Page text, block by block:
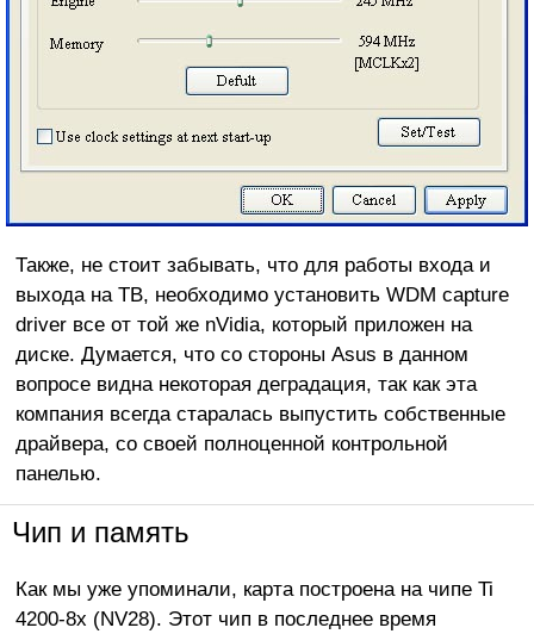
Также, не стоит забывать, что для работы входа и
выхода на ТВ, необходимо установить WDM capture
driver все от той же nVidia, который приложен на
диске. Думается, что со стороны Asus в данном
вопросе видна некоторая деградация, так как эта
компания всегда старалась выпустить собственные
драйвера, со своей полноценной контрольной
панелью.
Чип и память
Как мы уже упоминали, карта построена на чипе Ti
4200-8x (NV28). Этот чип в последнее время